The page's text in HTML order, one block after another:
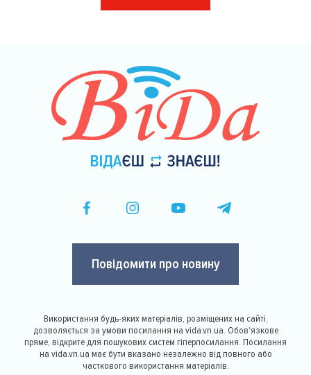
Повідомити про новину
Використання будь-яких матеріалів, розміщених на сайті,
дозволяється за умови посилання на vida.vn.ua. Обов'язкове
пряме, відкрите для пошукових систем гіперпосилання. Посилання
на vida.vn.ua має бути вказано незалежно від повного або
часткового використання матеріалів.